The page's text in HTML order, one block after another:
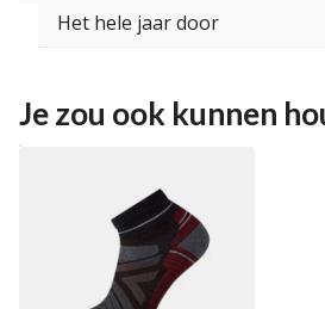
Het hele jaar door
Je zou ook kunnen